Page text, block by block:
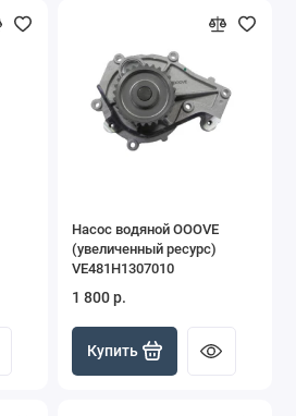
Насос водяной OOOVE
(увеличенный ресурс)
VE481H1307010
1 800 р.
Купить